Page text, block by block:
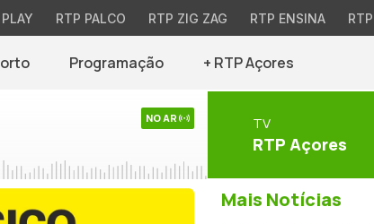
RTP PALCO RTP ZIG ZAG RTP ENSINA
Programação + RTP Açores
NO AR TV
RTP Açores
Mais Notícias